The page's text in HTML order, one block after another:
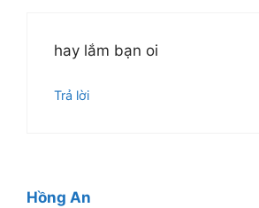
hay lắm bạn oi
Trả lời
Hồng An